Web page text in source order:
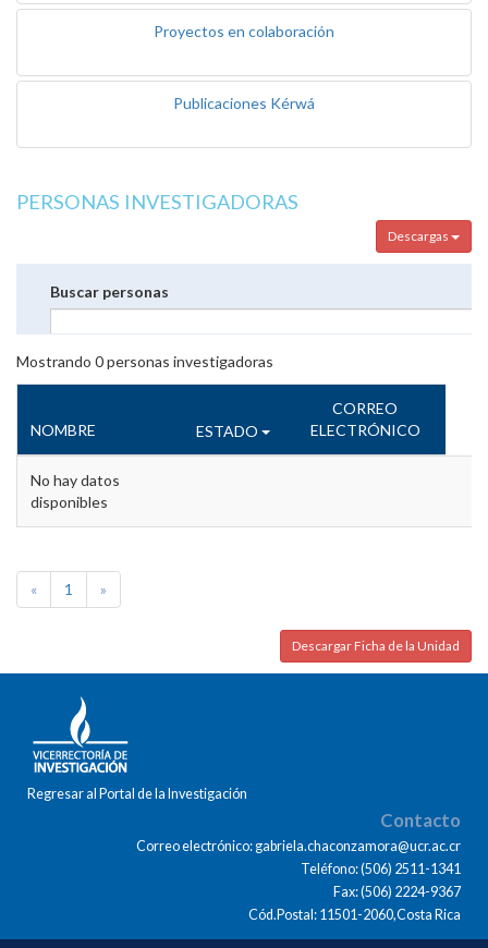
Proyectos en colaboración
Publicaciones Kérwá
PERSONAS INVESTIGADORAS
Descargas
Buscar personas
Mostrando 0personas investigadoras
NOMBRE ESTADO
CORREO
ELECTRÓNICO
No hay datos
disponibles
« 1 »
Descargar Ficha de la Unidad
Regresar al Portal de la Investigación
Contacto
Correo electrónico: gabriela.chaconzamora@ucr.ac.cr
Teléfono: (506) 2511-1341
Fax: (506) 2224-9367
Cód.Postal: 11501-2060,Costa Rica